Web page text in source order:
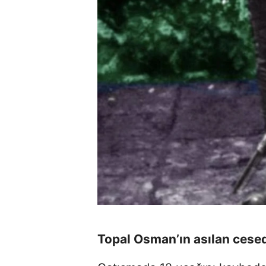
Topal Osman’ın asılan